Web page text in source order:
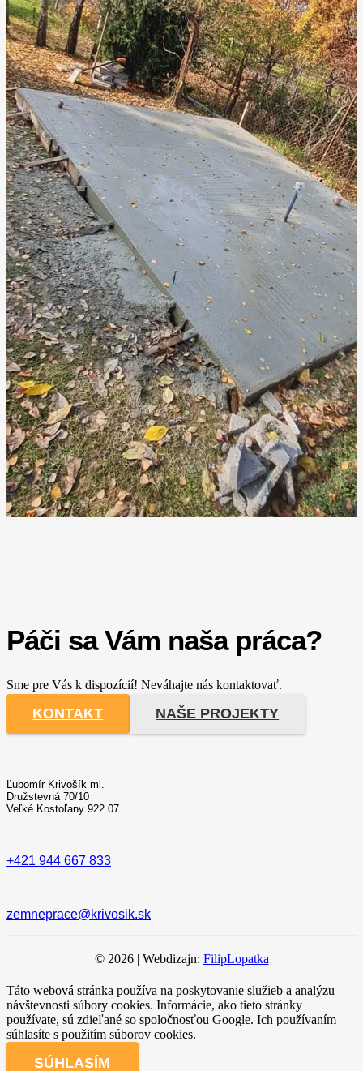
Páči sa Vám naša práca?
Sme pre Vás k dispozícií! Neváhajte nás kontaktovať.
KONTAKT NAŠE PROJEKTY
Ľubomír Krivošík ml.
Družstevná 70/10
Veľké Kostoľany 922 07
+421 944 667 833
zemneprace@krivosik.sk
© 2026 | Webdizajn: FilipLopatka
Táto webová stránka používa na poskytovanie služieb a analýzu
návštevnosti súbory cookies. Informácie, ako tieto stránky
používate, sú zdieľané so spoločnosťou Google. Ich používaním
súhlasíte s použitím súborov cookies.
SÚHLASÍM